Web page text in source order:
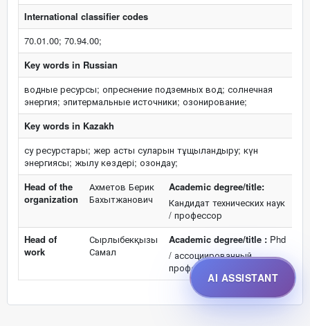
International classifier codes
70.01.00; 70.94.00;
Key words in Russian
водные ресурсы; опреснение подземных вод; солнечная
энергия; эпитермальные источники; озонирование;
Key words in Kazakh
су ресурстары; жер асты суларын тұщыландыру; күн
энергиясы; жылу көздері; озондау;
Head of the
organization
Ахметов Берик
Бахытжанович
Academic degree/title:
Кандидат технических наук
/ профессор
Head of
work
Сырлыбекқызы
Самал
Academic degree/title : Phd
/ ассоциированный
профессор
AI ASSISTANT